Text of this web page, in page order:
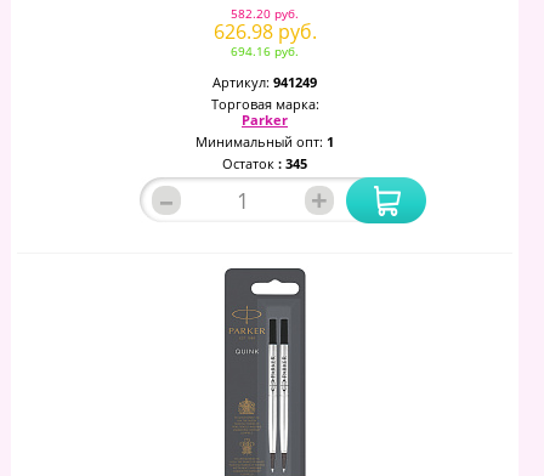
582.20 руб.
626.98 руб.
694.16 руб.
Артикул: 941249
Торговая марка:
Parker
Минимальный опт: 1
Остаток : 345
– +